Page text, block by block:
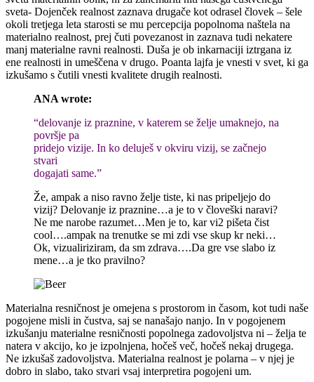
sveta- Dojenček realnost zaznava drugače kot odrasel človek – šele
okoli tretjega leta starosti se mu percepcija popolnoma naštela na
materialno realnost, prej čuti povezanost in zaznava tudi nekatere
manj materialne ravni realnosti. Duša je ob inkarnaciji iztrgana iz
ene realnosti in umeščena v drugo. Poanta lajfa je vnesti v svet, ki ga
izkušamo s čutili vnesti kvalitete drugih realnosti.
ANA wrote:
“delovanje iz praznine, v katerem se želje umaknejo, na
površje pa
pridejo vizije. In ko deluješ v okviru vizij, se začnejo
stvari
dogajati same.”
Že, ampak a niso ravno želje tiste, ki nas pripeljejo do
vizij? Delovanje iz praznine…a je to v človeški naravi?
Ne me narobe razumet…Men je to, kar vi2 pišeta čist
cool….ampak na trenutke se mi zdi vse skup kr neki…
Ok, vizualiriziram, da sm zdrava….Da gre vse slabo iz
mene…a je tko pravilno?
Materialna resničnost je omejena s prostorom in časom, kot tudi naše
pogojene misli in čustva, saj se nanašajo nanjo. In v pogojenem
izkušanju materialne resničnosti popolnega zadovoljstva ni – želja te
natera v akcijo, ko je izpolnjena, hočeš več, hočeš nekaj drugega.
Ne izkušaš zadovoljstva. Materialna realnost je polarna – v njej je
dobro in slabo, tako stvari vsaj interpretira pogojeni um.